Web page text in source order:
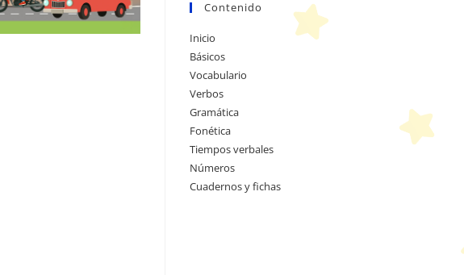
Contenido
Inicio
Básicos
Vocabulario
Verbos
Gramática
Fonética
Tiempos verbales
Números
Cuadernos y fichas